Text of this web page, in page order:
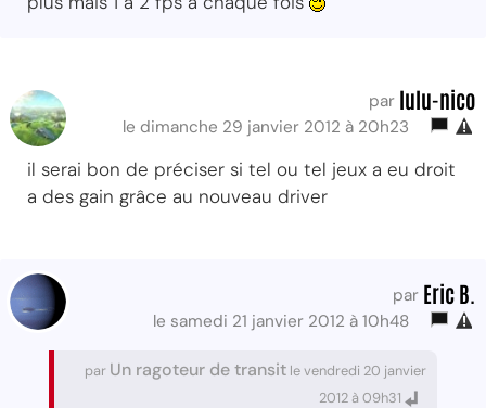
par lulu-nico
le dimanche 29 janvier 2012 à 20h23
il serai bon de préciser si tel ou tel jeux a eu droit
a des gain grâce au nouveau driver
par Eric B.
le samedi 21 janvier 2012 à 10h48
par Un ragoteur de transit le vendredi 20 janvier
2012 à 09h31